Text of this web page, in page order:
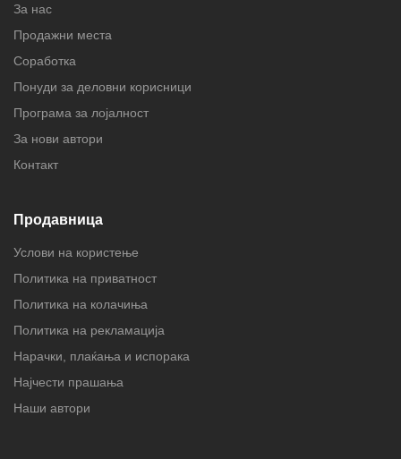
За нас
Продажни места
Соработка
Понуди за деловни корисници
Програма за лојалност
За нови автори
Контакт
Продавница
Услови на користење
Политика на приватност
Политика на колачиња
Политика на рекламација
Нарачки, плаќања и испорака
Најчести прашања
Наши автори